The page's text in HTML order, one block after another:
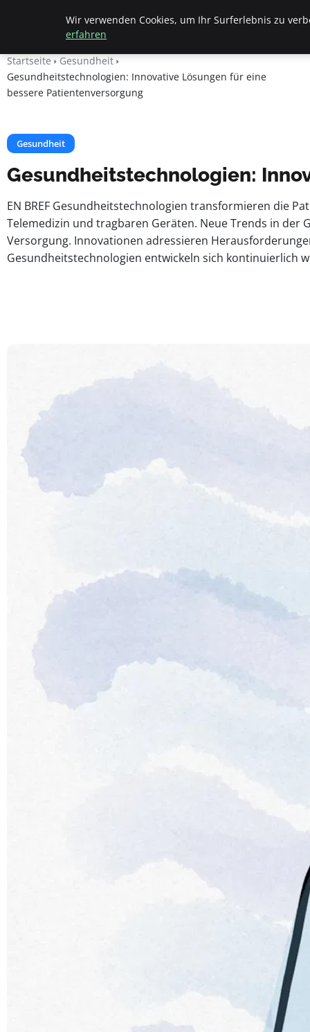
Apemania Shop
Startseite
Gesundheit
Gesundheitstechnologien: Innovative Lösungen für eine
bessere Patientenversorgung
Gesundheit
Gesundheitstechnologien:
EN BREF Gesundheitstechnologien transformieren die
Telemedizin und tragbaren Geräten. Neue Trends in der
Versorgung. Innovationen adressieren
Gesundheitstechnologien entwickeln sich kontinuierlich
Wir verwenden Cookies, um Ihr Surferlebnis zu
erfahren